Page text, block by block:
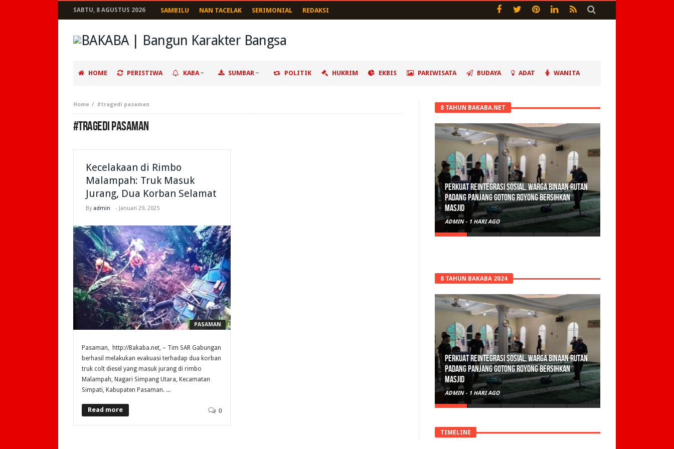
SABTU, 8 AGUSTUS 2026 SAMBILU NAN TACELAK SERIMONIAL REDAKSI
HOME PERISTIWA KABA SUMBAR POLITIK HUKRIM EKBIS PARIWISATA BUDAYA ADAT WANITA
Home #tragedi pasaman
#TRAGEDI PASAMAN
Kecelakaan di Rimbo
Malampah: Truk Masuk
Jurang, Dua Korban Selamat
By admin - Januari 29, 2025
PASAMAN
Pasaman, http://Bakaba.net, – Tim SAR Gabungan
berhasil melakukan evakuasi terhadap dua korban
truk colt diesel yang masuk jurang di rimbo
Malampah, Nagari Simpang Utara, Kecamatan
Simpati, Kabupaten Pasaman. ...
Read more 0
8 TAHUN BAKABA.NET
Perkuat Reintegrasi Sosial, Warga Binaan Rutan
Padang Panjang Gotong Royong Bersihkan
Masjid
ADMIN - 1 HARI AGO
8 TAHUN BAKABA 2024
Perkuat Reintegrasi Sosial, Warga Binaan Rutan
Padang Panjang Gotong Royong Bersihkan
Masjid
ADMIN - 1 HARI AGO
TIMELINE